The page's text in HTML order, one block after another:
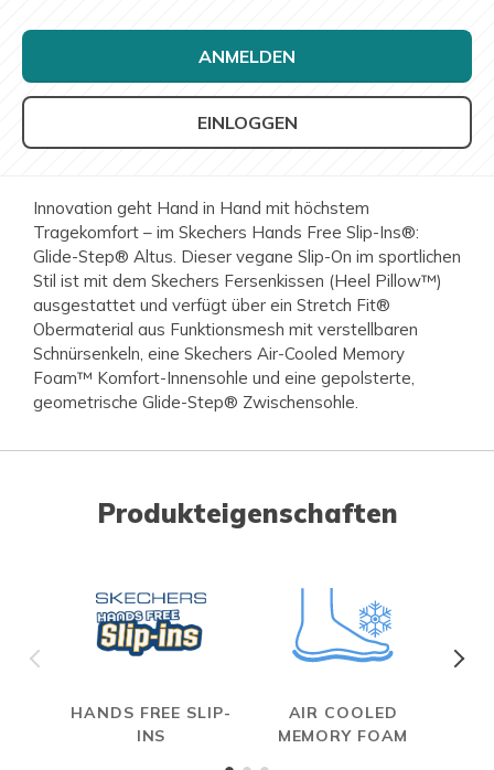
ANMELDEN
EINLOGGEN
Innovation geht Hand in Hand mit höchstem
Tragekomfort – im Skechers Hands Free Slip-Ins®:
Glide-Step® Altus. Dieser vegane Slip-On im sportlichen
Stil ist mit dem Skechers Fersenkissen (Heel Pillow™)
ausgestattet und verfügt über ein Stretch Fit®
Obermaterial aus Funktionsmesh mit verstellbaren
Schnürsenkeln, eine Skechers Air-Cooled Memory
Foam™ Komfort-Innensohle und eine gepolsterte,
geometrische Glide-Step® Zwischensohle.
Produkteigenschaften
HANDS FREE SLIP-
INS
AIR COOLED
MEMORY FOAM